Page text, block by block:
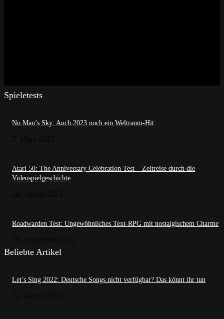
Spieletests
No Man’s Sky: Auch 2023 noch ein Weltraum-Hit
Atari 50: The Anniversary Celebration Test – Zeitreise durch die
Videospielgeschichte
Roadwarden Test: Ungewöhnliches Text-RPG mit nostalgischem Charme
Beliebte Artikel
Let’s Sing 2022: Deutsche Songs nicht verfügbar? Das könnt ihr tun